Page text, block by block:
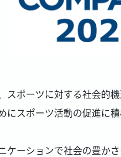
ポーツに対する社会的
スポーツ活動の促進に
ーションで社会の豊か